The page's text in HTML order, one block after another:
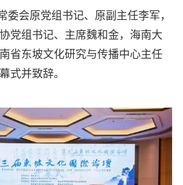
委会原党组书记、原副主任李军，
党组书记、主席魏和金，海南大
省东坡文化研究与传播中心主任
式并致辞。